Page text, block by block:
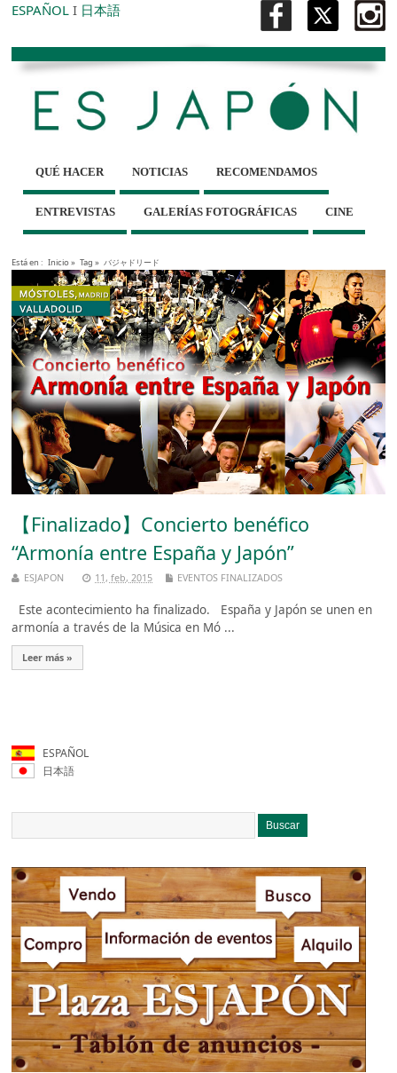
ESPAÑOL I 日本語
QUÉ HACER NOTICIAS RECOMENDAMOS
ENTREVISTAS GALERÍAS FOTOGRÁFICAS CINE
Está en : Inicio» Tag » バジャドリード
【Finalizado】Concierto benéfico
“Armonía entre España y Japón”
ESJAPON 11, feb, 2015 EVENTOS FINALIZADOS
Este acontecimiento ha finalizado. España y Japón se unen en
armonía a través de la Música en Mó ...
Leer más »
ESPAÑOL
日本語